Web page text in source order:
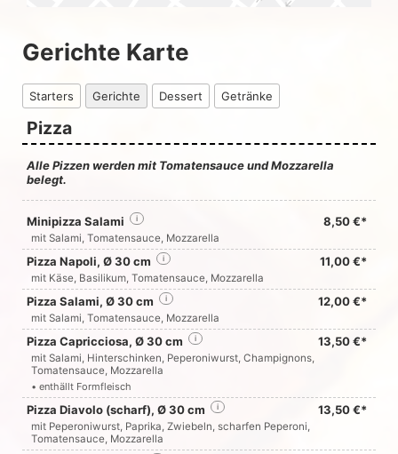
Gerichte Karte
Starters Gerichte Dessert Getränke
Pizza
Alle Pizzen werden mit Tomatensauce und Mozzarella
belegt.
Minipizza Salami 8,50 €*
i
mit Salami, Tomatensauce, Mozzarella
Pizza Napoli, Ø 30 cm 11,00 €*
i
mit Käse, Basilikum, Tomatensauce, Mozzarella
Pizza Salami, Ø 30 cm 12,00 €*
i
mit Salami, Tomatensauce, Mozzarella
Pizza Capricciosa, Ø 30 cm 13,50 €*
i
mit Salami, Hinterschinken, Peperoniwurst, Champignons,
Tomatensauce, Mozzarella
• enthällt Formfleisch
Pizza Diavolo (scharf), Ø 30 cm 13,50 €*
i
mit Peperoniwurst, Paprika, Zwiebeln, scharfen Peperoni,
Tomatensauce, Mozzarella